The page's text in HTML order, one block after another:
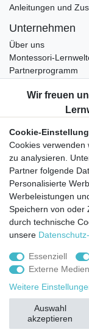
Anleitungen und
Unternehmen
Über uns
Montessori-
Partnerprogramm
Bestellung
AGB
Impressum
Aktuelles rund
Montessori-
Kostenfreie
Hiermit bestätige ich,
©
Cookie-
Cookies verwenden
zu analysieren.
Partner folgende
Personalisierte
Werbeleistungen
Speichern von oder
durch technische
unsere
Essenziell
Externe Medien
Weitere
Auswahl
akzeptieren